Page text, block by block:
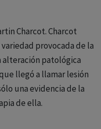
Charcot. Charcot
provocada de la
alteración patológica
llegó a llamar lesión
una evidencia de la
de ella.